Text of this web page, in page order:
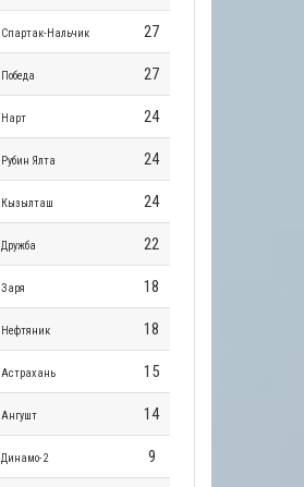
Спартак-Нальчик 27
Победа 27
Нарт 24
Рубин Ялта 24
Кызылташ 24
Дружба 22
Заря 18
Нефтяник 18
Астрахань 15
Ангушт 14
Динамо-2 9